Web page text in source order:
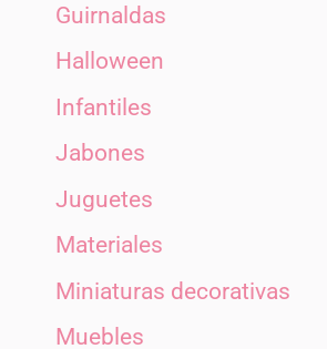
Guirnaldas
Halloween
Infantiles
Jabones
Juguetes
Materiales
Miniaturas decorativas
Muebles